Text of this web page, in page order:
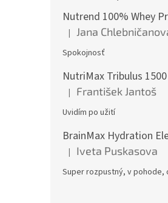
Hodnotenie produktu je 5 z 5
| Jana
Spokojnosť
Hodnotenie produktu je 5 z 5
| František Jantoš
Uvidím po užití
Hodnotenie produktu je 5 z 5
| Iveta Puskasova
Super rozpustný, v pohode,